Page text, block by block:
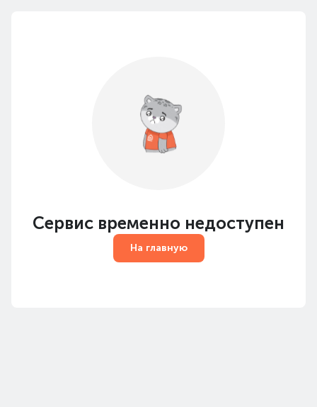
Сервис временно недоступен
На главную